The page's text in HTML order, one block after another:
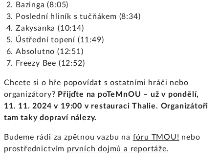
Bazinga (8:05)
Poslední hliník s tučňákem (8:34)
Zakysanka (10:14)
Ústřední topení (11:49)
Absolutno (12:51)
Freezy Bee (12:52)
Chcete si o hře popovídat s ostatními hráči nebo
organizátory? Přijďte na poTeMnOU – už v pondělí,
11. 11. 2024 v 19:00 v restauraci Thalie. Organizátoři
tam taky dopraví nálezy.
Budeme rádi za zpětnou vazbu na fóru TMOU! nebo
prostřednictvím prvních dojmů a reportáže.